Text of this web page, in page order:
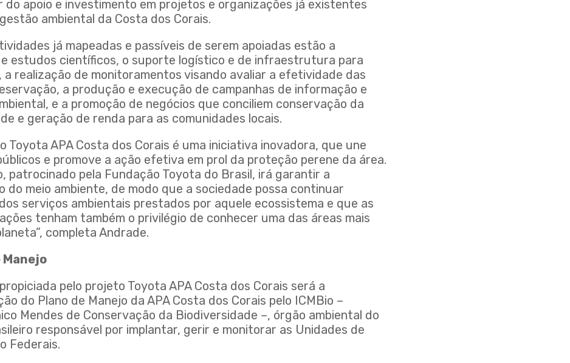
do apoio e investimento em projetos e organizações já existentes
ambiental da Costa dos Corais.
já mapeadas e passíveis de serem apoiadas estão a
estudos científicos, o suporte logístico e de infraestrutura para
a realização de monitoramentos visando avaliar a efetividade das
a produção e execução de campanhas de informação e
e a promoção de negócios que conciliem conservação da
e geração de renda para as comunidades locais.
Toyota APA Costa dos Corais é uma iniciativa inovadora, que une
e promove a ação efetiva em prol da proteção perene da área.
patrocinado pela Fundação Toyota do Brasil, irá garantir a
do meio ambiente, de modo que a sociedade possa continuar
serviços ambientais prestados por aquele ecossistema e que as
tenham também o privilégio de conhecer uma das áreas mais
completa Andrade.
Manejo
pelo projeto Toyota APA Costa dos Corais será a
do Plano de Manejo da APA Costa dos Corais pelo ICMBio –
Mendes de Conservação da Biodiversidade –, órgão ambiental do
responsável por implantar, gerir e monitorar as Unidades de
Federais.